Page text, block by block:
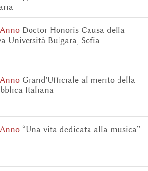
Аnno Doctor Honoris Causa della
Università Bulgara, Sofia
Аnno Grand'Ufficiale al merito della
Italiana
Аnno “Una vita dedicata alla musica”